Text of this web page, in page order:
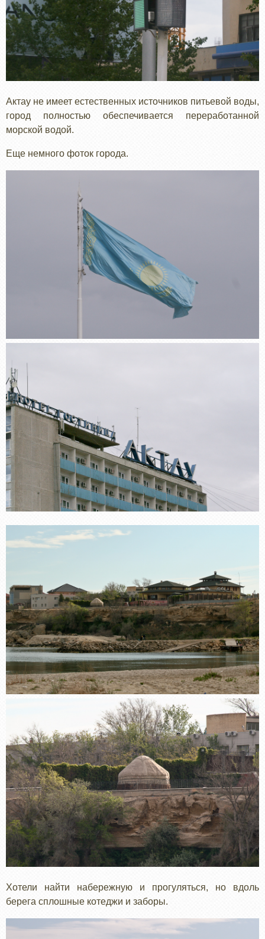
Актау не имеет естественных источников питьевой воды,
город полностью обеспечивается переработанной
морской водой.
Еще немного фоток города.
Хотели найти набережную и прогуляться, но вдоль
берега сплошные котеджи и заборы.